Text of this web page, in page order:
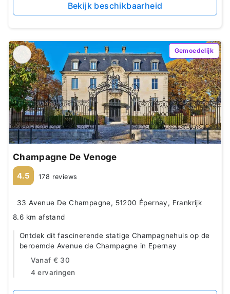
Bekijk beschikbaarheid
Gemoedelijk
Champagne De Venoge
4.5 178 reviews
33 Avenue De Champagne, 51200 Épernay, Frankrijk
8.6 km afstand
Ontdek dit fascinerende statige Champagnehuis op de
beroemde Avenue de Champagne in Epernay
Vanaf € 30
4 ervaringen